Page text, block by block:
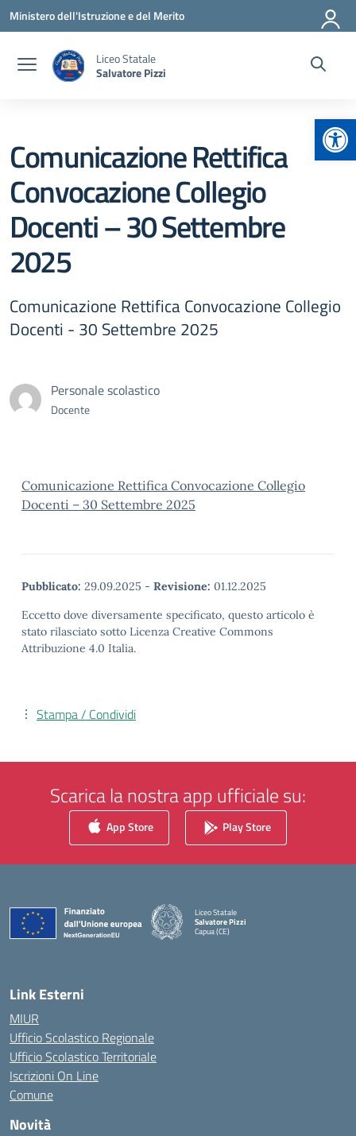
Vai ai contenuti
Vai al menu di navigazione
Vai al footer
Ministero dell'Istruzione e del Merito
Liceo Statale
Salvatore Pizzi
Comunicazione Rettifica
Convocazione Collegio
Docenti – 30 Settembre
2025
Comunicazione Rettifica Convocazione Collegio
Docenti - 30 Settembre 2025
Personale scolastico
Docente
Comunicazione Rettifica Convocazione Collegio
Docenti – 30 Settembre 2025
Pubblicato: 29.09.2025 - Revisione: 01.12.2025
Eccetto dove diversamente specificato, questo articolo è
stato rilasciato sotto Licenza Creative Commons
Attribuzione 4.0 Italia.
Stampa / Condividi
Scarica la nostra app ufficiale su:
App Store Play Store
Liceo Statale
Salvatore Pizzi
Capua (CE)
— Visita la pagina iniziale della scuola
Link Esterni
MIUR
Ufficio Scolastico Regionale
Ufficio Scolastico Territoriale
Iscrizioni On Line
Comune
Novità